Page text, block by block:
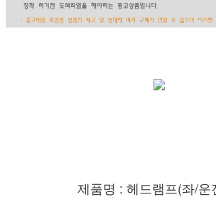
제품명 : 헤드램프(좌/운